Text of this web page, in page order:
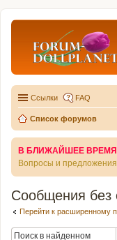
Ссылки FAQ
Список форумов
В БЛИЖАЙШЕЕ ВРЕМЯ
Вопросы и предложения
Сообщения без
Перейти к расширенному